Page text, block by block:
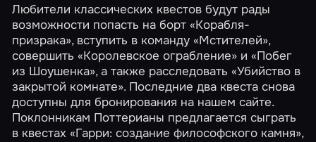
Любители классических квестов будут рады
возможности попасть на борт«Корабля-
призрака», вступить в команду«Мстителей»,
совершить«Королевское ограбление» и«Побег
из Шоушенка», а также расследовать«Убийство в
закрытой комнате». Последние два квеста снова
доступны для бронирования на нашем сайте.
Поклонникам Поттерианы предлагается сыграть
в квестах«Гарри: создание философского камня»,